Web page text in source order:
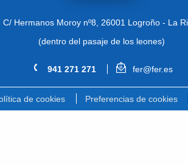
C/ Hermanos Moroy nº8, 26001 Logroño - La
(dentro del pasaje de los leones)
941 271 271 fer@fer.es
de cookies Preferencias de cookies